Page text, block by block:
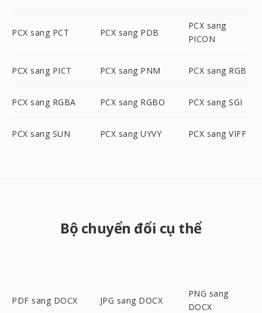
PCX sang PCT PCX sang PDB
PCX sang
PICON
PCX sang PICT PCX sang PNM PCX sang RGB
PCX sang RGBA PCX sang RGBO PCX sang SGI
PCX sang SUN PCX sang UYVY PCX sang VIFF
Bộ chuyển đổi cụ thể
PDF sang DOCX JPG sang DOCX
PNG sang
DOCX